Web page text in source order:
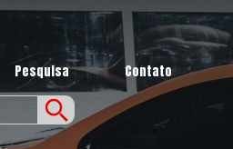
Pesquisa Contato